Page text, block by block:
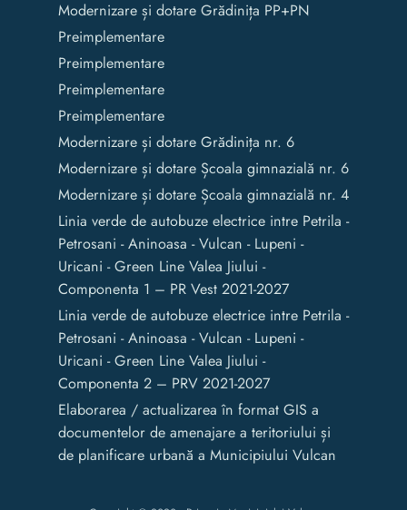
Modernizare și dotare Grădinița PP+PN
Preimplementare
Preimplementare
Preimplementare
Preimplementare
Modernizare și dotare Grădinița nr. 6
Modernizare și dotare Școala gimnazială nr. 6
Modernizare și dotare Școala gimnazială nr. 4
Linia verde de autobuze electrice intre Petrila -
Petrosani - Aninoasa - Vulcan - Lupeni -
Uricani - Green Line Valea Jiului -
Componenta 1 – PR Vest 2021-2027
Linia verde de autobuze electrice intre Petrila -
Petrosani - Aninoasa - Vulcan - Lupeni -
Uricani - Green Line Valea Jiului -
Componenta 2 – PRV 2021-2027
Elaborarea / actualizarea în format GIS a
documentelor de amenajare a teritoriului și
de planificare urbană a Municipiului Vulcan